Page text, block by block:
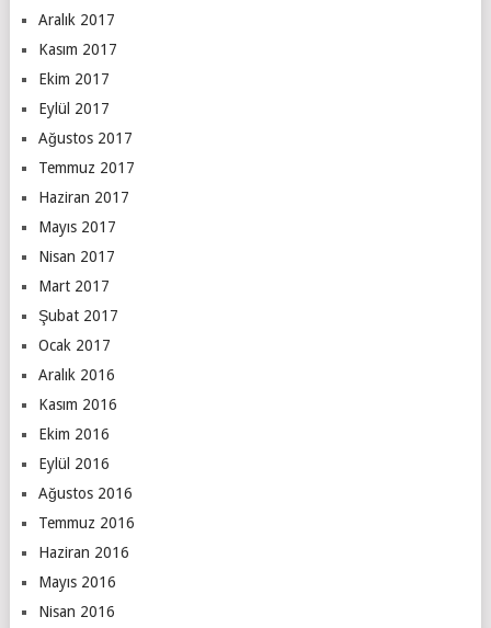
Aralık 2017
Kasım 2017
Ekim 2017
Eylül 2017
Ağustos 2017
Temmuz 2017
Haziran 2017
Mayıs 2017
Nisan 2017
Mart 2017
Şubat 2017
Ocak 2017
Aralık 2016
Kasım 2016
Ekim 2016
Eylül 2016
Ağustos 2016
Temmuz 2016
Haziran 2016
Mayıs 2016
Nisan 2016